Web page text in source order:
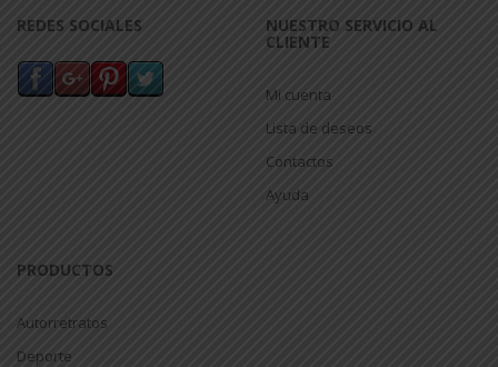
REDES SOCIALES NUESTRO SERVICIO AL
CLIENTE
Mi cuenta
Lista de deseos
Contactos
Ayuda
PRODUCTOS
Autorretratos
Deporte